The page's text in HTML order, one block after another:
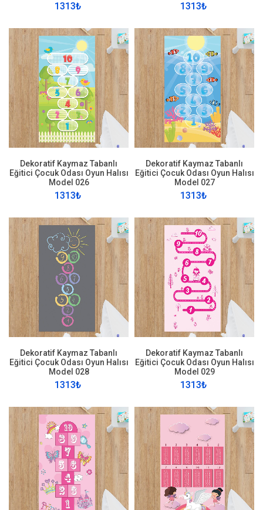
1313₺ 1313₺
Dekoratif Kaymaz Tabanlı
Eğitici Çocuk Odası Oyun Halısı
Model 026
1313₺
Dekoratif Kaymaz Tabanlı
Eğitici Çocuk Odası Oyun Halısı
Model 027
1313₺
Dekoratif Kaymaz Tabanlı
Eğitici Çocuk Odası Oyun Halısı
Model 028
1313₺
Dekoratif Kaymaz Tabanlı
Eğitici Çocuk Odası Oyun Halısı
Model 029
1313₺